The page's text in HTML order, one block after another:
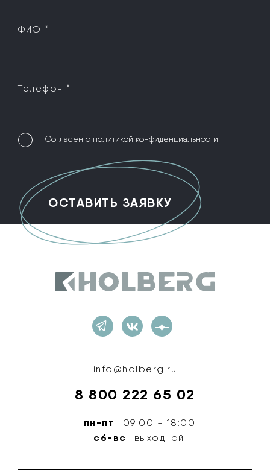
ФИО *
Телефон *
Согласен с политикой конфиденциальности
info@holberg.ru
8 800 222 65 02
пн-пт 09:00 - 18:00
сб-вс выходной